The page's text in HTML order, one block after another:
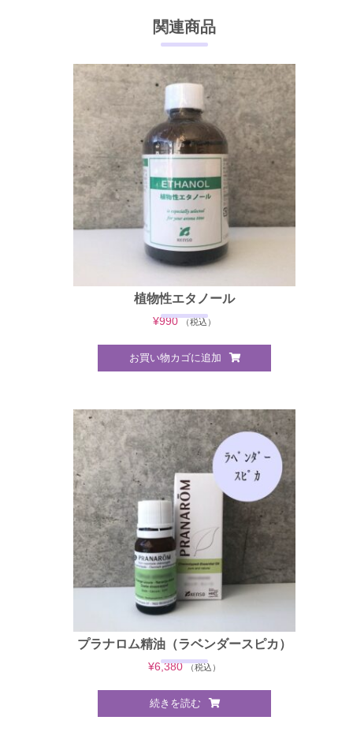
関連商品
植物性エタノール
¥990 （税込）
お買い物カゴに追加
プラナロム精油（ラベンダースピカ）
¥6,380 （税込）
続きを読む